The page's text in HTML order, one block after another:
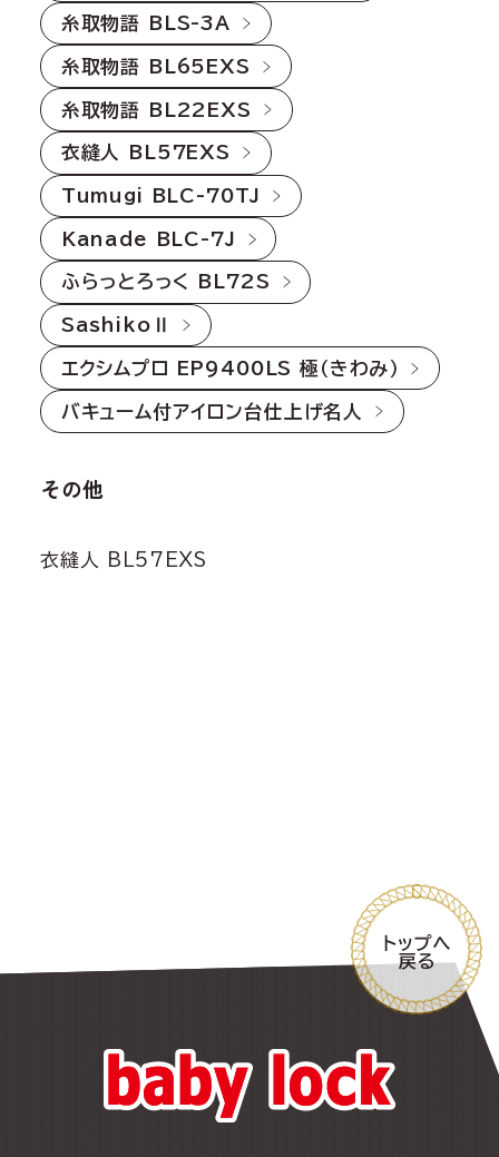
糸取物語 BLS-3A
糸取物語 BL65EXS
糸取物語 BL22EXS
衣縫人 BL57EXS
Tumugi BLC-70TJ
Kanade BLC-7J
ふらっとろっく BL72S
SashikoⅡ
エクシムプロ EP9400LS 極（きわみ）
バキューム付アイロン台仕上げ名人
その他
衣縫人 BL57EXS